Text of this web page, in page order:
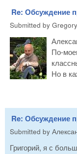
Re: Обсуждение
Submitted by
По-
Но в
Re: Обсуждение
Submitted by
Григорий, я с